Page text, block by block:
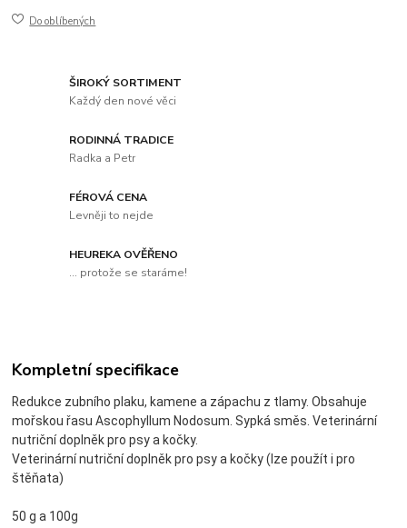
Do oblíbených
ŠIROKÝ SORTIMENT
Každý den nové věci
RODINNÁ TRADICE
Radka a Petr
FÉROVÁ CENA
Levněji to nejde
HEUREKA OVĚŘENO
... protože se staráme!
Kompletní specifikace
Redukce zubního plaku, kamene a zápachu z tlamy. Obsahuje
mořskou řasu Ascophyllum Nodosum. Sypká směs. Veterinární
nutriční doplněk pro psy a kočky.
Veterinární nutriční doplněk pro psy a kočky (lze použít i pro
štěňata)
50 g a 100g